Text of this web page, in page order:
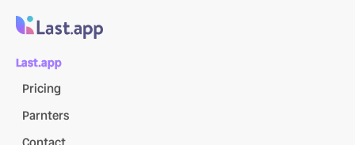
Last.app
Pricing
Parnters